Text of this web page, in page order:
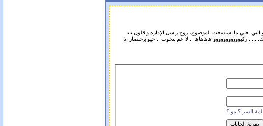
يعني ما استسغت الموضوع، روح راسل الإدارة و قلون يابا
هاهاهاها .. لا عم بتخوت .. خيو بإختصار اذا
السر ؟ مو ؟